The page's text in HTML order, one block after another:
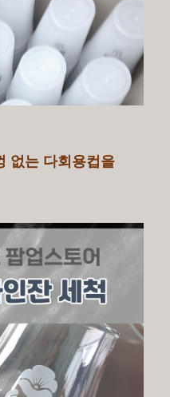
없는 다회용컵을